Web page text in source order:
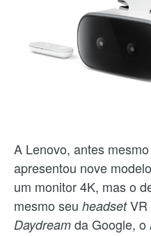
A Lenovo, antes
apresentou nove
um monitor 4K, mas o
mesmo seu headsetVR
Daydream da Google, o